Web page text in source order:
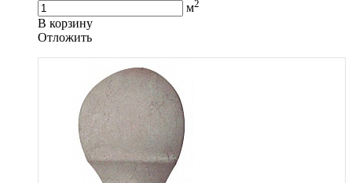
м2
В корзину
Oтложить